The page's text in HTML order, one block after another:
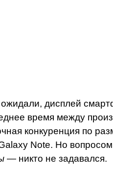
дисплей
время между
конкуренция по
Note. Но
— никто не задавался.